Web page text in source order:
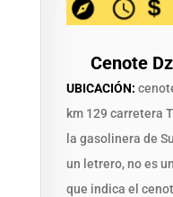
Cenote
UBICACIÓN:
km 129 carretera
la gasolinera de
un letrero, no es
que indica el